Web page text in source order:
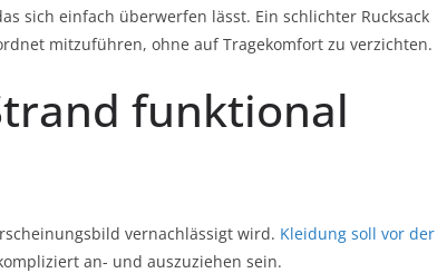
sich einfach überwerfen lässt. Ein schlichter Rucksack
mitzuführen, ohne auf Tragekomfort zu verzichten.
funktional
vernachlässigt wird. Kleidung soll vor der
an- und auszuziehen sein.